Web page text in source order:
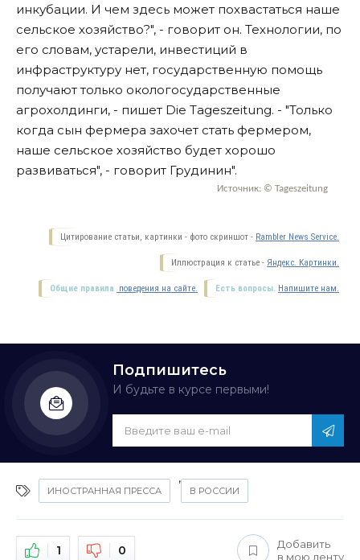
инкубации. И чем здесь может похвастаться наше
сельское хозяйство?", - говорит он. Технологии, по
его словам, устарели, инвестиций в
инфраструктуру нет, государственную помощь
получают только окологосударственные
агрохолдинги, - пишет Die Tageszeitung. - "Только
когда сын фермера захочет стать фермером,
наше сельское хозяйство будет хорошо
развиваться", - говорит Грудинин".
Источник: © Tageszeitung
Цитирование статьи, картинки - фото скриншот - Rambler News Service.
Иллюстрация к статье - Яндекс. Картинки.
Есть вопросы. Напишите нам.
Общие правила поведения на сайте.
Подпишитесь
И будьте в курсе первыми!
ИНОСТРАННАЯ ПРЕССА
,
В РОССИИ
1 0
Добавить
в мою ленту